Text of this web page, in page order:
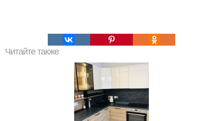
Читайте также